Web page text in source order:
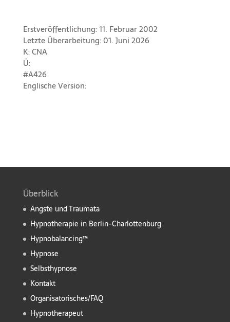
Erstveröffentlichung: 11. Februar 2002
Letzte Überarbeitung: 01. Juni 2026
K: CNA
Ü:
#A426
Englische Version:
Überblick
Ängste und Traumata
Hypnotherapie in Berlin-Charlottenburg
Hypnobalancing™
Hypnose
Selbsthypnose
Kontakt
Organisatorisches/FAQ
Hypnotherapeut